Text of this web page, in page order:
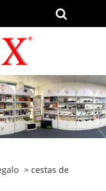
> cestas de